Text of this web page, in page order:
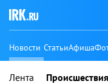
Новости СтатьиАфиша
Лента Происшествия